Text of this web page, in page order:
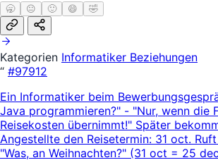
🥱 😐 🙂 😄 🤣
Kategorien Informatiker Beziehungen
“ #97912
Ein Informatiker beim
Java programmieren?" - "Nur, wenn die
Reisekosten übernimmt!" Später
Angestellte den Reisetermin: 31 oct.
"Was, an Weihnachten?" (31 oct = 25